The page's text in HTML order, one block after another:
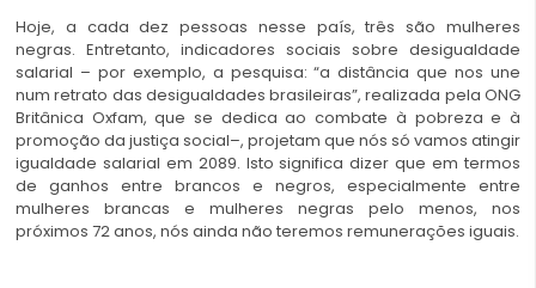
Hoje, a cada dez pessoas nesse país, três são mulheres
negras. Entretanto, indicadores sociais sobre desigualdade
salarial – por exemplo, a pesquisa: “a distância que nos une
num retrato das desigualdades brasileiras”, realizada pela ONG
Britânica Oxfam, que se dedica ao combate à pobreza e à
promoção da justiça social–, projetam que nós só vamos atingir
igualdade salarial em 2089. Isto significa dizer que em termos
de ganhos entre brancos e negros, especialmente entre
mulheres brancas e mulheres negras pelo menos, nos
próximos 72 anos, nós ainda não teremos remunerações iguais.